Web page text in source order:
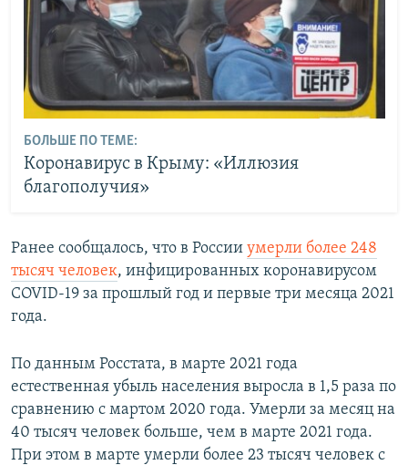
БОЛЬШЕ ПО ТЕМЕ:
Коронавирус в Крыму: «Иллюзия
благополучия»
Ранее сообщалось, что в России умерли более 248
тысяч человек, инфицированных коронавирусом
COVID-19 за прошлый год и первые три месяца 2021
года.
По данным Росстата, в марте 2021 года
естественная убыль населения выросла в 1,5 раза по
сравнению с мартом 2020 года. Умерли за месяц на
40 тысяч человек больше, чем в марте 2021 года.
При этом в марте умерли более 23 тысяч человек с